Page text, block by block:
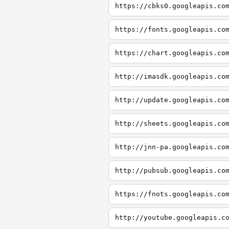
https://cbks0.googleapis.com
https://fonts.googleapis.com
https://chart.googleapis.com
http://imasdk.googleapis.com
http://update.googleapis.com
http://sheets.googleapis.com
http://jnn-pa.googleapis.com
http://pubsub.googleapis.com
https://fnots.googleapis.com
http://